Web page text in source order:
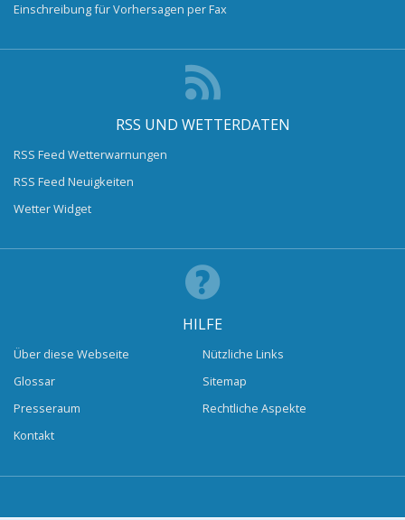
Einschreibung für Vorhersagen per Fax
RSS UND WETTERDATEN
RSS Feed Wetterwarnungen
RSS Feed Neuigkeiten
Wetter Widget
HILFE
Über diese Webseite
Glossar
Presseraum
Kontakt
Nützliche Links
Sitemap
Rechtliche Aspekte